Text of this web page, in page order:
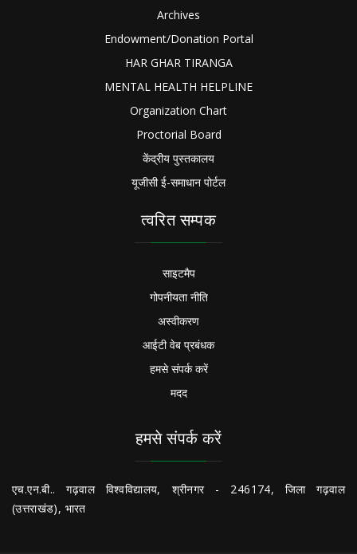
Archives
Endowment/Donation Portal
HAR GHAR TIRANGA
MENTAL HEALTH HELPLINE
Organization Chart
Proctorial Board
केंद्रीय पुस्तकालय
यूजीसी ई-समाधान पोर्टल
त्वरित सम्पक
साइटमैप
गोपनीयता नीति
अस्वीकरण
आईटी वेब प्रबंधक
हमसे संपर्क करें
मदद
हमसे संपर्क करें
एच.एन.बी.. गढ़वाल विश्वविद्यालय, श्रीनगर - 246174, जिला गढ़वाल
(उत्तराखंड), भारत